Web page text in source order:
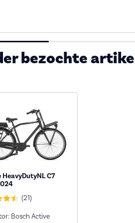
bezochte
HeavyDutyNL C7
(21)
Bosch Active